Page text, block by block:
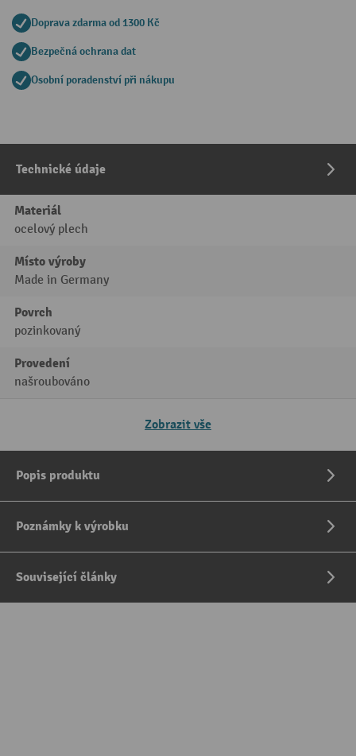
Doprava zdarma od 1300 Kč
Bezpečná ochrana dat
Osobní poradenství při nákupu
Technické údaje
Materiál
ocelový plech
Místo výroby
Made in Germany
Povrch
pozinkovaný
Provedení
našroubováno
Zobrazit vše
Popis produktu
Poznámky k výrobku
Související články